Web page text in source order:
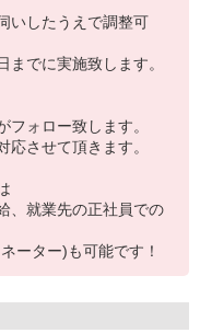
いしたうえで調整可
でに実施致します。
ォロー致します。
させて頂きます。
、就業先の正社員での
ーター)も可能です！